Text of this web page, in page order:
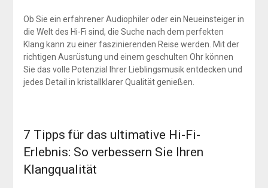
Ob Sie ein erfahrener Audiophiler oder ein Neueinsteiger in
die Welt des Hi-Fi sind, die Suche nach dem perfekten
Klang kann zu einer faszinierenden Reise werden. Mit der
richtigen Ausrüstung und einem geschulten Ohr können
Sie das volle Potenzial Ihrer Lieblingsmusik entdecken und
jedes Detail in kristallklarer Qualität genießen.
7 Tipps für das ultimative Hi-Fi-
Erlebnis: So verbessern Sie Ihren
Klangqualität